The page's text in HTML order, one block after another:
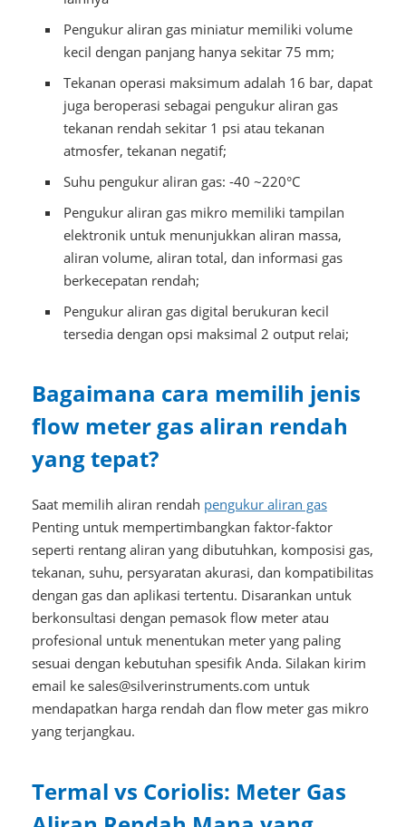
Pengukur aliran gas miniatur memiliki volume
kecil dengan panjang hanya sekitar 75 mm;
Tekanan operasi maksimum adalah 16 bar, dapat
juga beroperasi sebagai pengukur aliran gas
tekanan rendah sekitar 1 psi atau tekanan
atmosfer, tekanan negatif;
Suhu pengukur aliran gas: -40 ~220°C
Pengukur aliran gas mikro memiliki tampilan
elektronik untuk menunjukkan aliran massa,
aliran volume, aliran total, dan informasi gas
berkecepatan rendah;
Pengukur aliran gas digital berukuran kecil
tersedia dengan opsi maksimal 2 output relai;
Bagaimana cara memilih jenis
flow meter gas aliran rendah
yang tepat?
Saat memilih aliran rendah pengukur aliran gas
Penting untuk mempertimbangkan faktor-faktor
seperti rentang aliran yang dibutuhkan, komposisi gas,
tekanan, suhu, persyaratan akurasi, dan kompatibilitas
dengan gas dan aplikasi tertentu. Disarankan untuk
berkonsultasi dengan pemasok flow meter atau
profesional untuk menentukan meter yang paling
sesuai dengan kebutuhan spesifik Anda. Silakan kirim
email ke sales@silverinstruments.com untuk
mendapatkan harga rendah dan flow meter gas mikro
yang terjangkau.
Termal vs Coriolis: Meter Gas